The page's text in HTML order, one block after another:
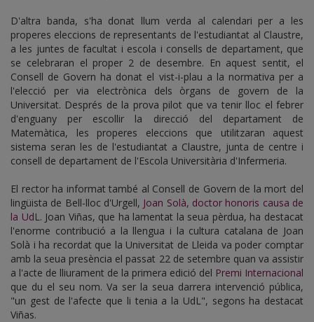
D'altra banda, s'ha donat llum verda al calendari per a les
properes eleccions de representants de l'estudiantat al Claustre,
a les juntes de facultat i escola i consells de departament, que
se celebraran el proper 2 de desembre. En aquest sentit, el
Consell de Govern ha donat el vist-i-plau a la normativa per a
l'elecció per via electrònica dels òrgans de govern de la
Universitat. Després de la prova pilot que va tenir lloc el febrer
d'enguany per escollir la direcció del departament de
Matemàtica, les properes eleccions que utilitzaran aquest
sistema seran les de l'estudiantat a Claustre, junta de centre i
consell de departament de l'Escola Universitària d'Infermeria.
El rector ha informat també al Consell de Govern de la mort del
lingüista de Bell-lloc d'Urgell, Joan Solà, doctor honoris causa de
la UdL. Joan Viñas, que ha lamentat la seua pèrdua, ha destacat
l'enorme contribució a la llengua i la cultura catalana de Joan
Solà i ha recordat que la Universitat de Lleida va poder comptar
amb la seua presència el passat 22 de setembre quan va assistir
a l'acte de lliurament de la primera edició del Premi Internacional
que du el seu nom. Va ser la seua darrera intervenció pública,
"un gest de l'afecte que li tenia a la UdL", segons ha destacat
Viñas.